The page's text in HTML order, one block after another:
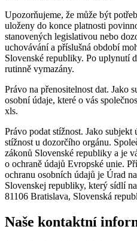
Upozorňujeme, že může být
uloženy do konce platnosti
stanovených legislativou nebo
uchovávání a příslušná období
Slovenské republiky. Po uplynutí
rutinně vymazány.
Právo na přenositelnost dat. Jako
osobní údaje, které o vás
xls.
Právo podat stížnost. Jako subjekt
stížnost u dozorčího orgánu.
zákonů Slovenské republiky a je
o ochraně údajů Evropské unie.
ochranu osobních údajů je Úrad
Slovenskej republiky, který sídlí
81106 Bratislava, Slovenská
Naše kontaktní